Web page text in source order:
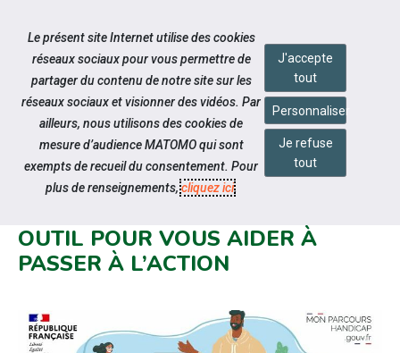
Aller au contenu
Notre actualité
AUTODIAGNOSTIC HANDICAP
OUTIL POUR VOUS AIDER À
PASSER À L’ACTION
Le présent site Internet utilise des cookies
réseaux sociaux pour vous permettre de
partager du contenu de notre site sur les
réseaux sociaux et visionner des vidéos. Par
ailleurs, nous utilisons des cookies de
mesure d’audience MATOMO qui sont
exempts de recueil du consentement. Pour
plus de renseignements,cliquez ici.
J'accepte
tout
Personnaliser
Je refuse
tout